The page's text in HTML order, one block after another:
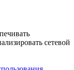
сетевой